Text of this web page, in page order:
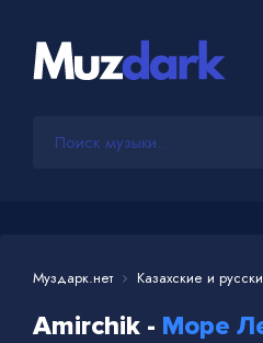
Муздарк.нет Казахские и
Amirchik - Море